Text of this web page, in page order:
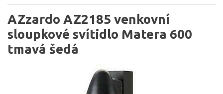
AZzardo AZ2185 venkovní
sloupkové svítidlo Matera 600
tmavá šedá